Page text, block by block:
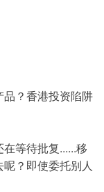
？香港投资陷阱
等待批复......移
？即使委托别人